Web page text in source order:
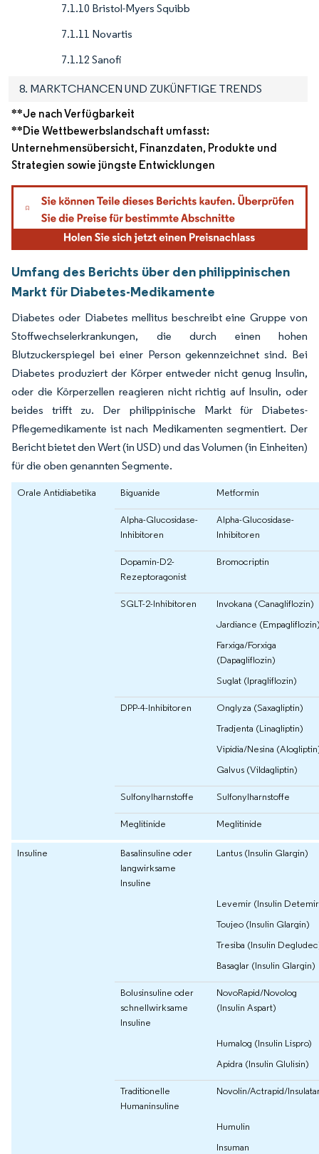
7.1.10 Bristol-Myers Squibb
7.1.11 Novartis
7.1.12 Sanofi
8. MARKTCHANCEN UND ZUKÜNFTIGE TRENDS
**Je nach Verfügbarkeit
**Die Wettbewerbslandschaft umfasst:
Unternehmensübersicht, Finanzdaten, Produkte und
Strategien sowie jüngste Entwicklungen
Umfang des Berichts über den philippinischen
Markt für Diabetes-Medikamente
Diabetes oder Diabetes mellitus beschreibt eine Gruppe von
Stoffwechselerkrankungen, die durch einen hohen
Blutzuckerspiegel bei einer Person gekennzeichnet sind. Bei
Diabetes produziert der Körper entweder nicht genug Insulin,
oder die Körperzellen reagieren nicht richtig auf Insulin, oder
beides trifft zu. Der philippinische Markt für Diabetes-
Pflegemedikamente ist nach Medikamenten segmentiert. Der
Bericht bietet den Wert (in USD) und das Volumen (in Einheiten)
für die oben genannten Segmente.
Orale Antidiabetika Biguanide Metformin
Alpha-Glucosidase-
Inhibitoren
Alpha-Glucosidase-
Inhibitoren
Dopamin-D2-
Rezeptoragonist
Bromocriptin
SGLT-2-Inhibitoren
Invokana (Canagliflozin)
Jardiance
Farxiga/Forxiga
(Dapagliflozin)
Suglat (Ipragliflozin)
DPP-4-Inhibitoren
Onglyza (Saxagliptin)
Tradjenta (Linagliptin)
Vipidia/Nesina
Galvus (Vildagliptin)
Sulfonylharnstoffe Sulfonylharnstoffe
Meglitinide Meglitinide
Insuline
Basalinsuline oder
langwirksame
Insuline
Lantus (Insulin Glargin)
Levemir (Insulin
Toujeo (Insulin Glargin)
Tresiba (Insulin
Basaglar (Insulin Glargin)
Bolusinsuline oder
schnellwirksame
Insuline
NovoRapid/Novolog
(Insulin Aspart)
Humalog (Insulin Lispro)
Apidra (Insulin Glulisin)
Traditionelle
Humaninsuline
Novolin/Actrapid/
Humulin
Insuman